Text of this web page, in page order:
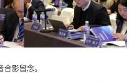
影留念。